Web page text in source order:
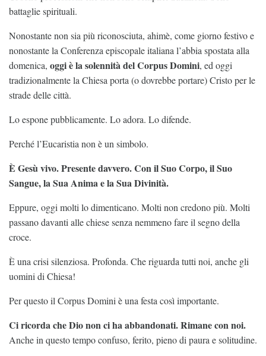
battaglie spirituali.
Nonostante non sia più riconosciuta, ahimè, come giorno festivo e
nonostante la Conferenza episcopale italiana l’abbia spostata alla
domenica, oggi è la solennità del Corpus Domini, ed oggi
tradizionalmente la Chiesa porta (o dovrebbe portare) Cristo per le
strade delle città.
Lo espone pubblicamente. Lo adora. Lo difende.
Perché l’Eucaristia non è un simbolo.
È Gesù vivo. Presente davvero. Con il Suo Corpo, il Suo
Sangue, la Sua Anima e la Sua Divinità.
Eppure, oggi molti lo dimenticano. Molti non credono più. Molti
passano davanti alle chiese senza nemmeno fare il segno della
croce.
È una crisi silenziosa. Profonda. Che riguarda tutti noi, anche gli
uomini di Chiesa!
Per questo il Corpus Domini è una festa così importante.
Ci ricorda che Dio non ci ha abbandonati. Rimane con noi.
Anche in questo tempo confuso, ferito, pieno di paura e solitudine.